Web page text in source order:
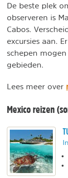
De beste plek
observeren is
Cabos.
excursies aan.
schepen
gebieden.
Lees meer over
Mexico reizen